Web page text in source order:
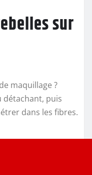
sur
maquillage ?
détachant, puis
dans les fibres.